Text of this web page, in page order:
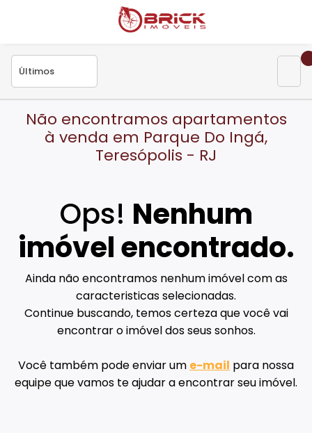
Não encontramos apartamentos
à venda em Parque Do Ingá,
Teresópolis - RJ
Ops! Nenhum
imóvel encontrado.
Ainda não encontramos nenhum imóvel com as
caracteristicas selecionadas.
Continue buscando, temos certeza que você vai
encontrar o imóvel dos seus sonhos.
Você também pode enviar um e-mail para nossa
equipe que vamos te ajudar a encontrar seu imóvel.